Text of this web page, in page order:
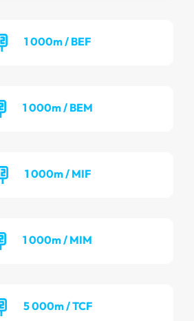
1 000m / BEF
1 000m / BEM
1 000m / MIF
1 000m / MIM
5 000m / TCF